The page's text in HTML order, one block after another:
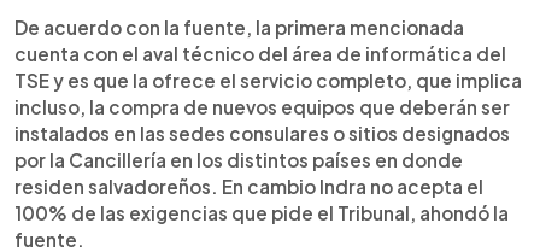
De acuerdo con la fuente, la primera mencionada
cuenta con el aval técnico del área de informática del
TSE y es que la ofrece el servicio completo, que implica
incluso, la compra de nuevos equipos que deberán ser
instalados en las sedes consulares o sitios designados
por la Cancillería en los distintos países en donde
residen salvadoreños. En cambio Indra no acepta el
100% de las exigencias que pide el Tribunal, ahondó la
fuente.